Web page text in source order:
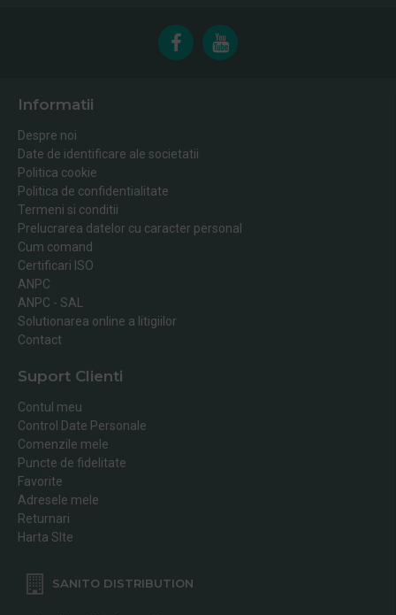
Informatii
Despre noi
Date de identificare ale societatii
Politica cookie
Politica de confidentialitate
Termeni si conditii
Prelucrarea datelor cu caracter personal
Cum comand
Certificari ISO
ANPC
ANPC - SAL
Solutionarea online a litigiilor
Contact
Suport Clienti
Contul meu
Control Date Personale
Comenzile mele
Puncte de fidelitate
Favorite
Adresele mele
Returnari
Harta SIte
SANITO DISTRIBUTION